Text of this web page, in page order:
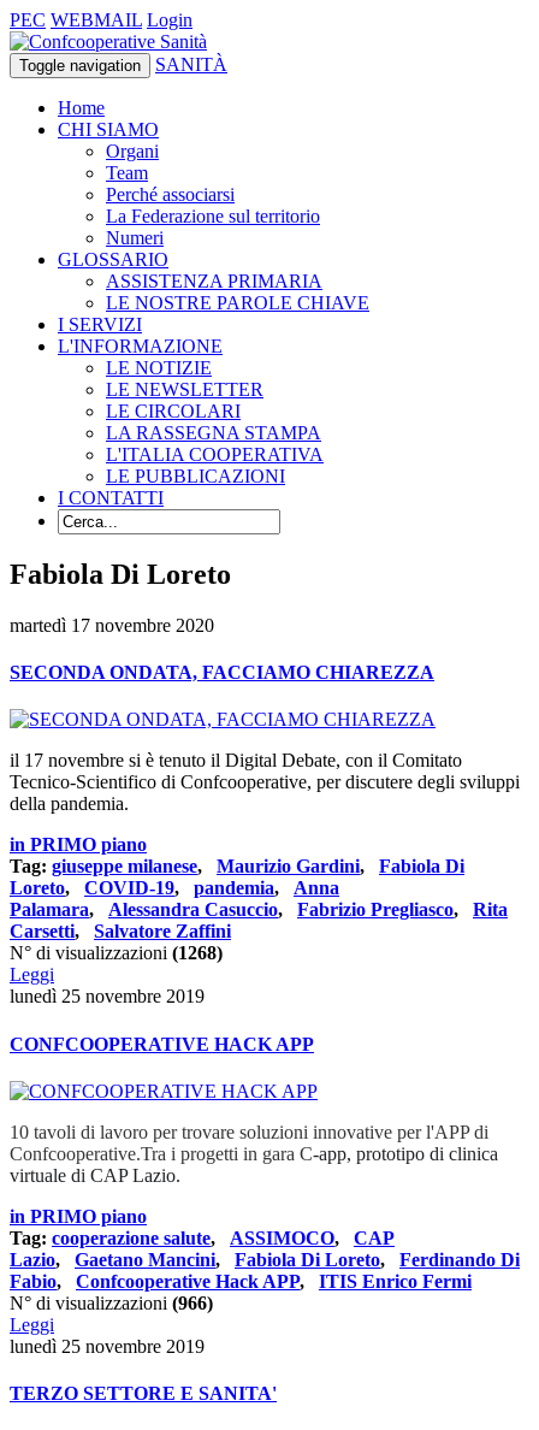
PEC WEBMAIL Login
Toggle navigation SANITÀ
Home
CHI SIAMO
Organi
Team
Perché associarsi
La Federazione sul territorio
Numeri
GLOSSARIO
ASSISTENZA PRIMARIA
LE NOSTRE PAROLE CHIAVE
I SERVIZI
L'INFORMAZIONE
LE NOTIZIE
LE NEWSLETTER
LE CIRCOLARI
LA RASSEGNA STAMPA
L'ITALIA COOPERATIVA
LE PUBBLICAZIONI
I CONTATTI
Fabiola Di Loreto
martedì 17 novembre 2020
SECONDA ONDATA, FACCIAMO CHIAREZZA
il 17 novembre si è tenuto il Digital Debate, con il Comitato
Tecnico-Scientifico di Confcooperative, per discutere degli sviluppi
della pandemia.
in PRIMO piano
Tag: giuseppe milanese, Maurizio Gardini, Fabiola Di
Loreto, COVID-19, pandemia, Anna
Palamara, Alessandra Casuccio, Fabrizio Pregliasco, Rita
Carsetti, Salvatore Zaffini
N° di visualizzazioni (1268)
Leggi
lunedì 25 novembre 2019
CONFCOOPERATIVE HACK APP
10 tavoli di lavoro per trovare soluzioni innovative per l'APP di
Confcooperative.Tra i progetti in gara C-app, prototipo di clinica
virtuale di CAP Lazio.
in PRIMO piano
Tag: cooperazione salute, ASSIMOCO, CAP
Lazio, Gaetano Mancini, Fabiola Di Loreto, Ferdinando Di
Fabio, Confcooperative Hack APP, ITIS Enrico Fermi
N° di visualizzazioni (966)
Leggi
lunedì 25 novembre 2019
TERZO SETTORE E SANITA'